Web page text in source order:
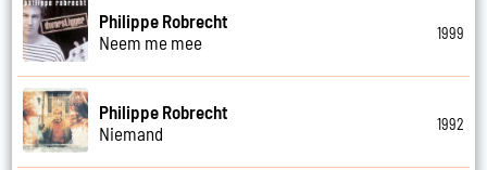
Philippe Robrecht
Neem me mee
1999
Philippe Robrecht
Niemand
1992